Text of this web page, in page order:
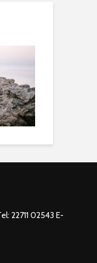
22711 02543 E-